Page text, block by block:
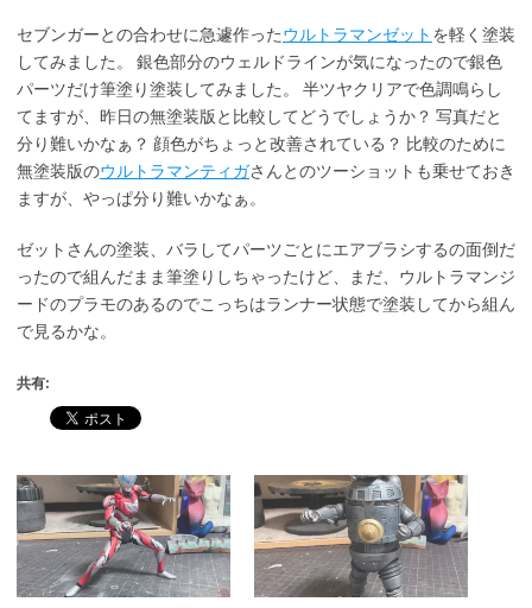
セブンガーとの合わせに急遽作ったウルトラマンゼット を軽く塗装
してみました。 銀色部分のウェルドラインが気になったので銀色
パーツだけ筆塗り塗装してみました。 半ツヤクリアで色調鳴らし
てますが、昨日の無塗装版と比較してどうでしょうか？ 写真だと
分り難いかなぁ？ 顔色がちょっと改善されている？ 比較のために
無塗装版のウルトラマンティガさんとのツーショットも乗せておき
ますが、やっぱ分り難いかなぁ。
ゼットさんの塗装、バラしてパーツごとにエアブラシするの面倒だ
ったので組んだまま筆塗りしちゃったけど、まだ、ウルトラマンジ
ードのプラモのあるのでこっちはランナー状態で塗装してから組ん
で見るかな。
共有: